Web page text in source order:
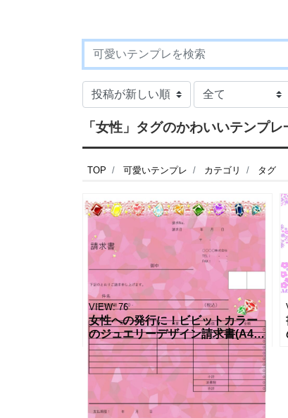
「女性」タグのかわいいテンプ
TOP 可愛いテンプレ カテゴリ タグ
VIEW: 76
女性への発行に！ビビットカラー
のジュエリーデザイン請求書(A4サ
イズ)・個人でも会社でも！誰でも
使える無料のテンプレートです。
キラキラした宝石のイラストライ
ンと